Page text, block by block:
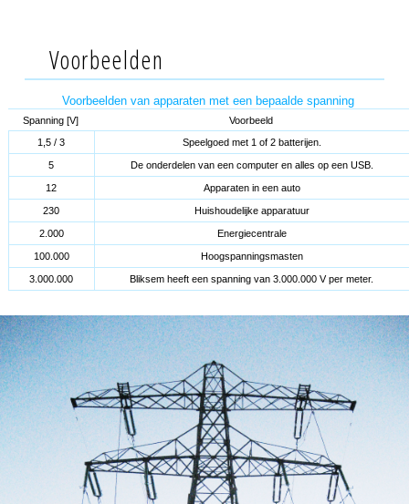
Voorbeelden
Voorbeelden van apparaten met een bepaalde spanning
Spanning [V]
Voorbeeld
1,5 / 3
Speelgoed met 1 of 2 batterijen.
5 De onderdelen van een computer en alles op een USB.
12 Apparaten in een auto
230 Huishoudelijke apparatuur
2.000 Energiecentrale
100.000 Hoogspanningsmasten
3.000.000 Bliksem heeft een spanning van 3.000.000 V per meter.